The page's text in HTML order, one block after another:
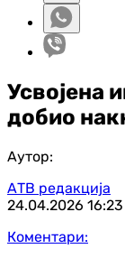
Усвојена
добио
Аутор:
АТВ редакција
24.04.2026 16:23
Коментари: